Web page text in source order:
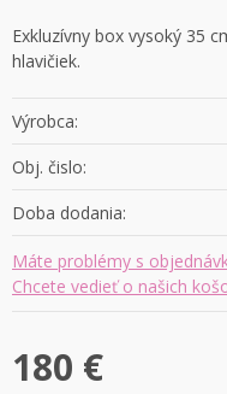
Exkluzívny box vysoký 35
hlavičiek.
Výrobca:
Obj. čislo:
Doba dodania:
Máte problémy s
Chcete vedieť o našich
180 €